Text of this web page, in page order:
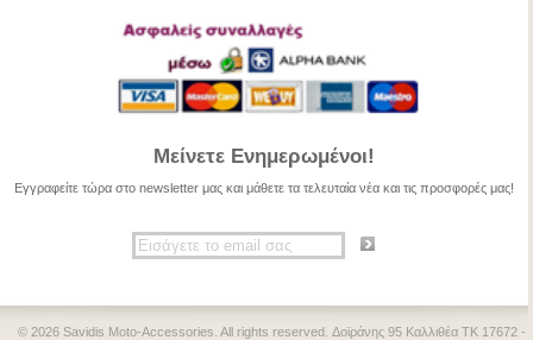
Μείνετε Ενημερωμένοι!
Εγγραφείτε τώρα στο newsletter μας και μάθετε τα τελευταία νέα και τις προσφορές μας!
© 2026 Savidis Moto-Accessories. All rights reserved. Δοϊράνης 95 Καλλιθέα ΤΚ 17672 -